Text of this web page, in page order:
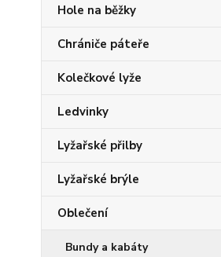
Hole na běžky
Chrániče páteře
Kolečkové lyže
Ledvinky
Lyžařské přilby
Lyžařské brýle
Oblečení
Bundy a kabáty